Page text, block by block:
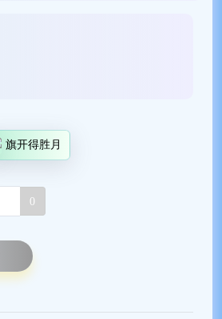
旗开得胜月
0